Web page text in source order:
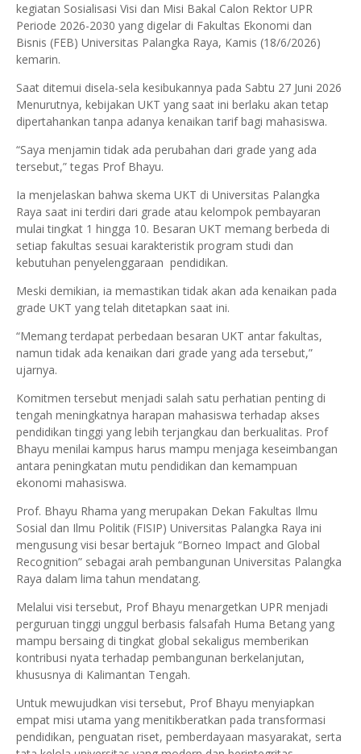
kegiatan Sosialisasi Visi dan Misi Bakal Calon Rektor UPR
Periode 2026-2030 yang digelar di Fakultas Ekonomi dan
Bisnis (FEB) Universitas Palangka Raya, Kamis (18/6/2026)
kemarin.
Saat ditemui disela-sela kesibukannya pada Sabtu 27 Juni 2026
Menurutnya, kebijakan UKT yang saat ini berlaku akan tetap
dipertahankan tanpa adanya kenaikan tarif bagi mahasiswa.
“Saya menjamin tidak ada perubahan dari grade yang ada
tersebut,” tegas Prof Bhayu.
Ia menjelaskan bahwa skema UKT di Universitas Palangka
Raya saat ini terdiri dari grade atau kelompok pembayaran
mulai tingkat 1 hingga 10. Besaran UKT memang berbeda di
setiap fakultas sesuai karakteristik program studi dan
kebutuhan penyelenggaraan pendidikan.
Meski demikian, ia memastikan tidak akan ada kenaikan pada
grade UKT yang telah ditetapkan saat ini.
“Memang terdapat perbedaan besaran UKT antar fakultas,
namun tidak ada kenaikan dari grade yang ada tersebut,”
ujarnya.
Komitmen tersebut menjadi salah satu perhatian penting di
tengah meningkatnya harapan mahasiswa terhadap akses
pendidikan tinggi yang lebih terjangkau dan berkualitas. Prof
Bhayu menilai kampus harus mampu menjaga keseimbangan
antara peningkatan mutu pendidikan dan kemampuan
ekonomi mahasiswa.
Prof. Bhayu Rhama yang merupakan Dekan Fakultas Ilmu
Sosial dan Ilmu Politik (FISIP) Universitas Palangka Raya ini
mengusung visi besar bertajuk “Borneo Impact and Global
Recognition” sebagai arah pembangunan Universitas Palangka
Raya dalam lima tahun mendatang.
Melalui visi tersebut, Prof Bhayu menargetkan UPR menjadi
perguruan tinggi unggul berbasis falsafah Huma Betang yang
mampu bersaing di tingkat global sekaligus memberikan
kontribusi nyata terhadap pembangunan berkelanjutan,
khususnya di Kalimantan Tengah.
Untuk mewujudkan visi tersebut, Prof Bhayu menyiapkan
empat misi utama yang menitikberatkan pada transformasi
pendidikan, penguatan riset, pemberdayaan masyarakat, serta